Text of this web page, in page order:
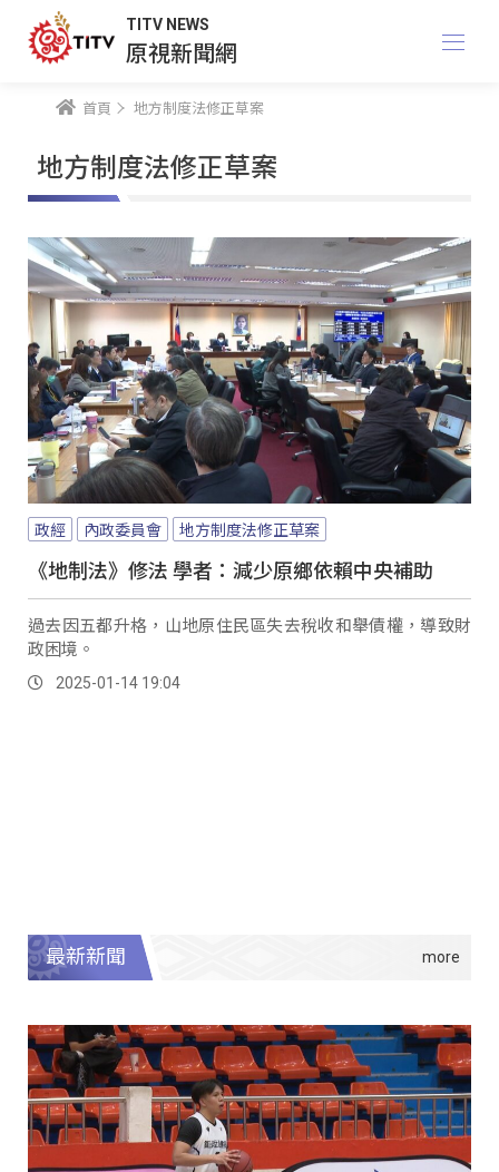
TITV NEWS
原視新聞網
首頁 地方制度法修正草案
地方制度法修正草案
政經 內政委員會 地方制度法修正草案
《地制法》修法 學者：減少原鄉依賴中央補助
過去因五都升格，山地原住民區失去稅收和舉債權，導致財
政困境。
2025-01-14 19:04
最新新聞